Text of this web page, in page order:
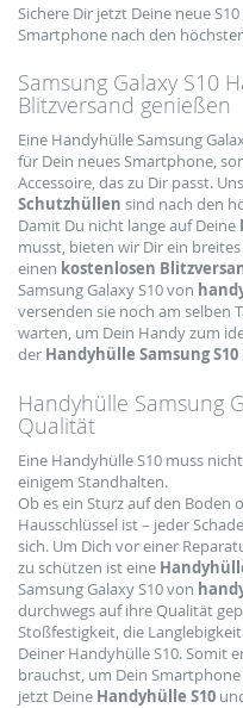
Sichere Dir jetzt Deine neue
Smartphone nach den
Samsung Galaxy S10
Blitzversand genießen
Eine Handyhülle Samsung
für Dein neues Smartphone,
Accessoire, das zu Dir passt.
Schutzhüllen sind nach den
Damit Du nicht lange auf Deine
musst, bieten wir Dir ein
einen kostenlosen
Samsung Galaxy S10 von
versenden sie noch am selben
warten, um Dein Handy zum
der Handyhülle Samsung S10
Handyhülle Samsung
Qualität
Eine Handyhülle S10 muss
einigem Standhalten.
Ob es ein Sturz auf den Boden
Hausschlüssel ist – jeder
sich. Um Dich vor einer
zu schützen ist eine
Samsung Galaxy S10 von
durchwegs auf ihre Qualität
Stoßfestigkeit, die
Deiner Handyhülle S10. Somit
brauchst, um Dein
jetzt Deine Handyhülle S10